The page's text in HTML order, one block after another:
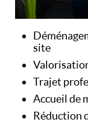
site
Trajet
Accueil de
Réduction